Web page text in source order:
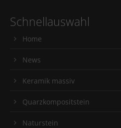
Schnellauswahl
Home
News
Keramik massiv
Quarzkompositstein
Naturstein